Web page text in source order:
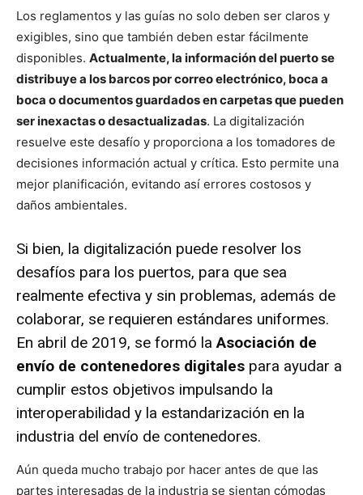
Los reglamentos y las guías no solo deben ser claros y
exigibles, sino que también deben estar fácilmente
disponibles. Actualmente, la información del puerto se
distribuye a los barcos por correo electrónico, boca a
boca o documentos guardados en carpetas que pueden
ser inexactas o desactualizadas. La digitalización
resuelve este desafío y proporciona a los tomadores de
decisiones información actual y crítica. Esto permite una
mejor planificación, evitando así errores costosos y
daños ambientales.
Si bien, la digitalización puede resolver los
desafíos para los puertos, para que sea
realmente efectiva y sin problemas, además de
colaborar, se requieren estándares uniformes.
En abril de 2019, se formó laAsociación de
envío de contenedores digitales para ayudar a
cumplir estos objetivos impulsando la
interoperabilidad y la estandarización en la
industria del envío de contenedores.
Aún queda mucho trabajo por hacer antes de que las
partes interesadas de la industria se sientan cómodas